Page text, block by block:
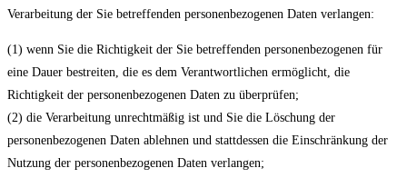
Verarbeitung der Sie betreffenden personenbezogenen Daten verlangen:
(1) wenn Sie die Richtigkeit der Sie betreffenden personenbezogenen für
eine Dauer bestreiten, die es dem Verantwortlichen ermöglicht, die
Richtigkeit der personenbezogenen Daten zu überprüfen;
(2) die Verarbeitung unrechtmäßig ist und Sie die Löschung der
personenbezogenen Daten ablehnen und stattdessen die Einschränkung der
Nutzung der personenbezogenen Daten verlangen;